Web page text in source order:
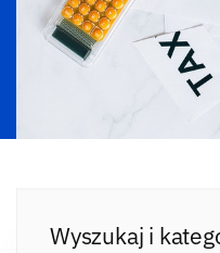
Wyszukaj i